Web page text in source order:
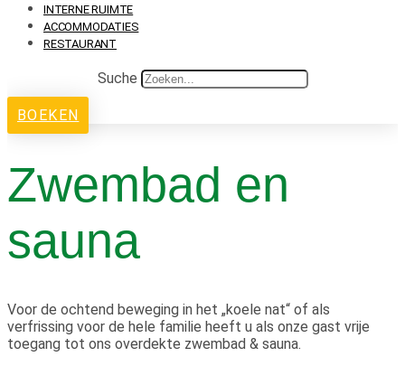
INTERNE RUIMTE
ACCOMMODATIES
RESTAURANT
Suche
BOEKEN
Zwembad en
sauna
Voor de ochtend beweging in het „koele nat“ of als
verfrissing voor de hele familie heeft u als onze gast vrije
toegang tot ons overdekte zwembad & sauna.